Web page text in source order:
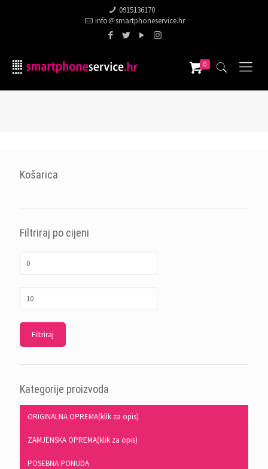
0915136170
info＠smartphoneservice.hr
0
Košarica
Filtriraj po cijeni
Filtriraj
Kategorije proizvoda
ORIGINALNA OPREMA(klik za opis)
ZAMJENSKA OPREMA(klik za opis)
POSEBNA PONUDA